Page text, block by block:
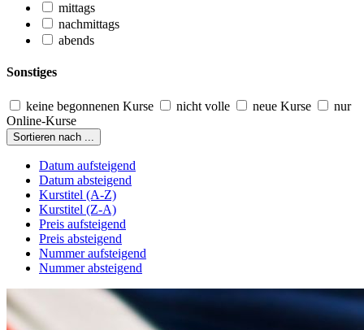
mittags
nachmittags
abends
Sonstiges
keine begonnenen Kurse nicht volle neue Kurse
nur
Online-Kurse
Sortieren nach ...
Datum aufsteigend
Datum absteigend
Kurstitel (A-Z)
Kurstitel (Z-A)
Preis aufsteigend
Preis absteigend
Nummer aufsteigend
Nummer absteigend